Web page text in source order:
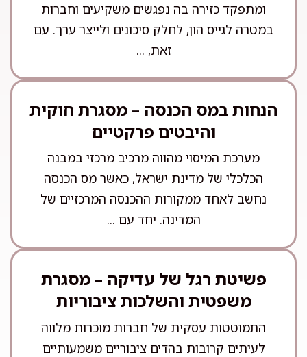
ומתפקד כזירה בה נפגשים משקיעים וחברות
במטרה לגייס הון, לחלק סיכונים ולייצר ערך. עם
זאת, ...
הנחות במס הכנסה – מסגרת חוקית
והיבטים פרקטיים
מערכת המיסוי מהווה מרכיב מרכזי במבנה
הכלכלי של מדינת ישראל, כאשר מס הכנסה
נחשב לאחד ממקורות ההכנסה המרכזיים של
המדינה. יחד עם ...
פשיטת רגל של עדיקה – מסגרת
משפטית והשלכות ציבוריות
התמוטטות עסקית של חברות מוכרות מלווה
לעיתים קרובות בהדים ציבוריים משמעותיים